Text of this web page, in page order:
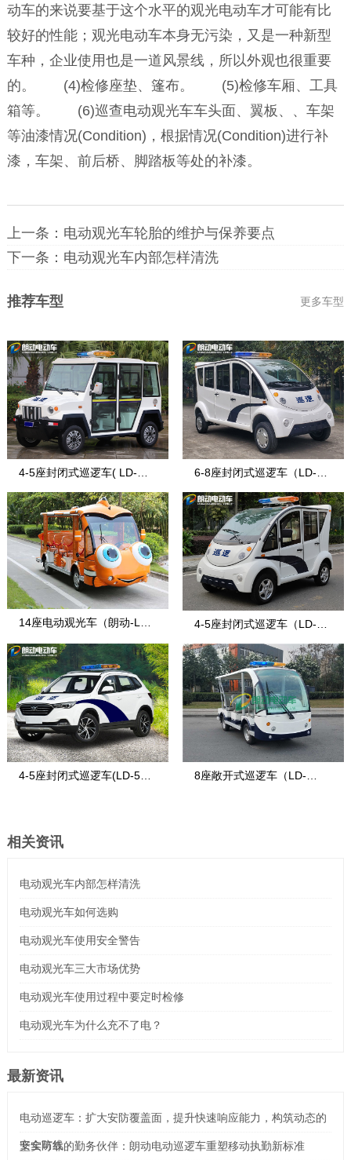
动车的来说要基于这个水平的观光电动车才可能有比
较好的性能；观光电动车本身无污染，又是一种新型
车种，企业使用也是一道风景线，所以外观也很重要
的。 (4)检修座垫、篷布。 (5)检修车厢、工具
箱等。 (6)巡查电动观光车车头面、翼板、、车架
等油漆情况(Condition)，根据情况(Condition)进行补
漆，车架、前后桥、脚踏板等处的补漆。
上一条： 电动观光车轮胎的维护与保养要点
下一条： 电动观光车内部怎样清洗
更多车型
推荐车型
4-5座封闭式巡逻车( LD-战
盾)
6-8座封闭式巡逻车（LD-8-
7）
14座电动观光车（朗动-LD-
14F-5E款
4-5座封闭式巡逻车（LD-4-
7）
4-5座封闭式巡逻车(LD-5S- 8座敞开式巡逻车（LD-
相关资讯
电动观光车内部怎样清洗
电动观光车如何选购
电动观光车使用安全警告
电动观光车三大市场优势
电动观光车使用过程中要定时检修
电动观光车为什么充不了电？
最新资讯
电动巡逻车：扩大安防覆盖面，提升快速响应能力，构筑动态的
安全防线
坚实可靠的勤务伙伴：朗动电动巡逻车重塑移动执勤新标准